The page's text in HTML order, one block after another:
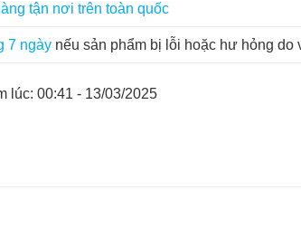
tận nơi trên toàn quốc
7 ngày nếu sản phẩm bị lỗi hoặc hư hỏng do
lúc: 00:41 - 13/03/2025